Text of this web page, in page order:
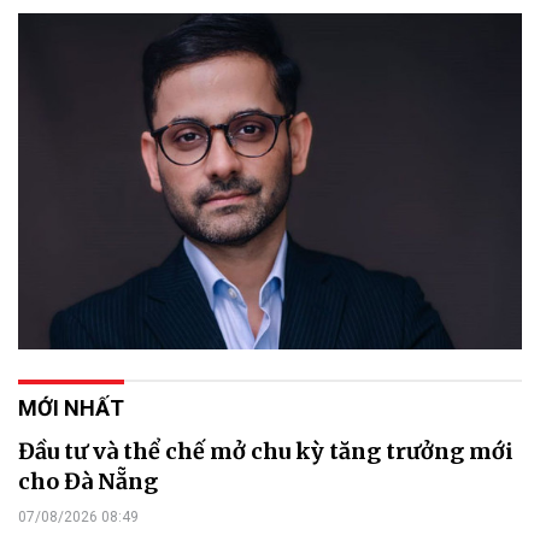
MỚI NHẤT
Đầu tư và thể chế mở chu kỳ tăng trưởng mới
cho Đà Nẵng
07/08/2026 08:49